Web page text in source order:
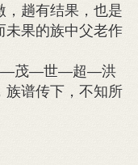
，趟有结果，也是
未果的族中父老作
—茂—世—超—洪
传下，不知所